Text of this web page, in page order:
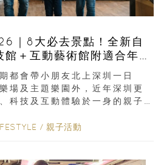
｜8大必去景點！全新自
館＋互動藝術館附適合年
時間
都會帶小朋友北上深圳一日
場及主題樂園外，近年深圳更
科技及互動體驗於一身的親子
/ 親子活動